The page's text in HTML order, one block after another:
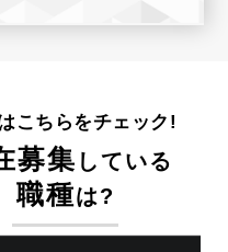
こちらをチェック!
募集 している
職種は?